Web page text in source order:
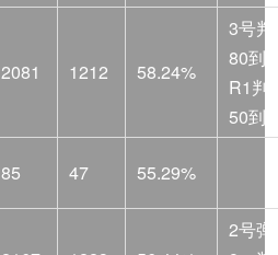
2081 1212 58.24%
3号
80到
R1判
50到
85 47 55.29%
2号